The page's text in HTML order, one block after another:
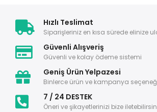
Hızlı Teslimat
Siparişleriniz en kısa sürede elinize
Güvenli Alışveriş
Güvenli ve kolay ödeme sistemi
Geniş Ürün Yelpazesi
Binlerce ürün ve kampanya
7 / 24 DESTEK
Öneri ve şikayetlerinizi bize